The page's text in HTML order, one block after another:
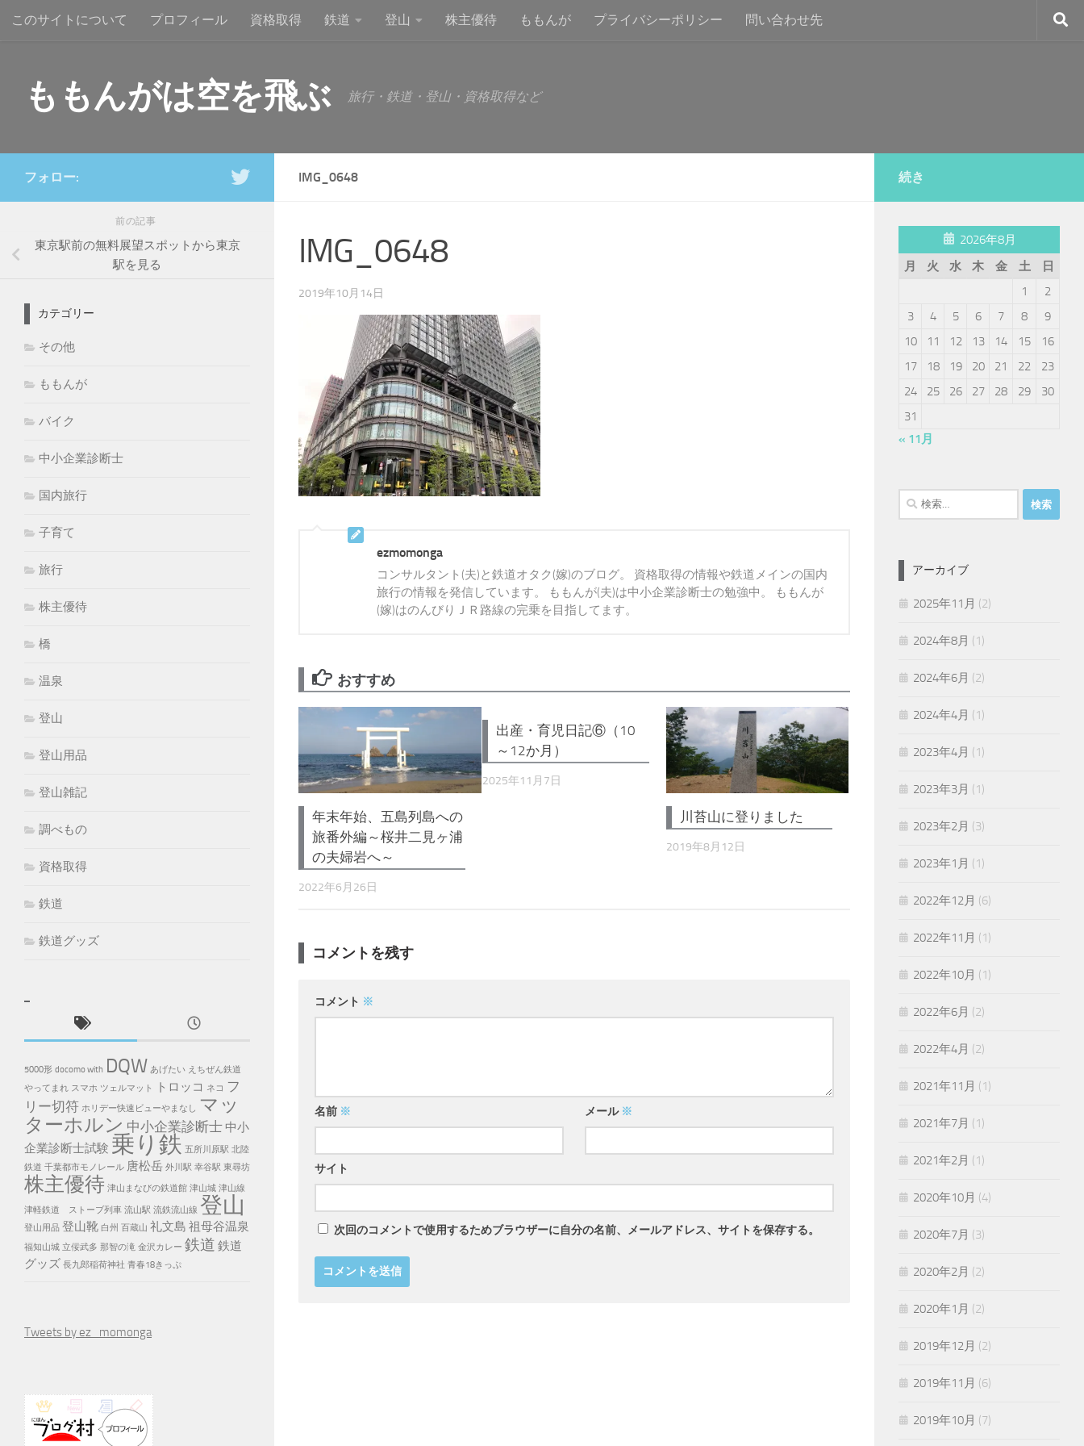
コンテンツへスキップ
このサイトについて プロフィール 資格取得 鉄道 登山 株主優待 ももんが プライバシーポリシー 問い合わせ先
ももんがは空を飛ぶ 旅行・鉄道・登山・資格取得など
IMG_0648
IMG_0648
2019年10月14日
ezmomonga
コンサルタント(夫)と鉄道オタク(嫁)のブログ。 資格取得の情報や鉄道メインの国内
旅行の情報を発信しています。 ももんが(夫)は中小企業診断士の勉強中。 ももんが
(嫁)はのんびりＪＲ路線の完乗を目指してます。
おすすめ
年末年始、五島列島への
旅番外編～桜井二見ヶ浦
の夫婦岩へ～
2022年6月26日
出産・育児日記⑥（10
～12か月）
2025年11月7日
川苔山に登りました
2019年8月12日
コメントを残す
コメント ※
名前 ※ メール ※
サイト
次回のコメントで使用するためブラウザーに自分の名前、メールアドレス、サイトを保存する。
フォロー:
前の記事
東京駅前の無料展望スポットから東京
駅を見る
カテゴリー
その他
ももんが
バイク
中小企業診断士
国内旅行
子育て
旅行
株主優待
橋
温泉
登山
登山用品
登山雑記
調べもの
資格取得
鉄道
鉄道グッズ
5000形 docomo with DQW あげたい えちぜん鉄道
やってまれ スマホ ツェルマット トロッコ ネコ フ
リー切符 ホリデー快速ビューやまなし マッ
ターホルン 中小企業診断士 中小
企業診断士試験 乗り鉄 五所川原駅 北陸
鉄道 千葉都市モノレール 唐松岳 外川駅 幸谷駅 東尋坊
株主優待 津山まなびの鉄道館 津山城 津山線
津軽鉄道 ストーブ列車 流山駅 流鉄流山線 登山
登山用品 登山靴 白州 百蔵山 礼文島 祖母谷温泉
福知山城 立佞武多 那智の滝 金沢カレー 鉄道 鉄道
グッズ 長九郎稲荷神社 青春18きっぷ
Tweets by ez_momonga
続き
2026年8月
月
火 水 木 金 土
日
1
2
3
4 5 6 7 8
9
10
11 12 13 14 15
16
17
18 19 20 21 22
23
24
25 26 27 28 29
30
31
« 11月
検
索:
アーカイブ
2025年11月 (2)
2024年8月 (1)
2024年6月 (2)
2024年4月 (1)
2023年4月 (1)
2023年3月 (1)
2023年2月 (3)
2023年1月 (1)
2022年12月 (6)
2022年11月 (1)
2022年10月 (1)
2022年6月 (2)
2022年4月 (2)
2021年11月 (1)
2021年7月 (1)
2021年2月 (1)
2020年10月 (4)
2020年7月 (3)
2020年2月 (2)
2020年1月 (2)
2019年12月 (2)
2019年11月 (6)
2019年10月 (7)